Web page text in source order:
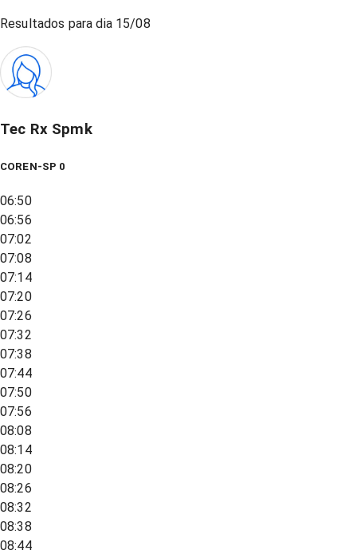
Resultados para dia 15/08
Tec Rx Spmk
COREN-SP 0
06:50
06:56
07:02
07:08
07:14
07:20
07:26
07:32
07:38
07:44
07:50
07:56
08:08
08:14
08:20
08:26
08:32
08:38
08:44